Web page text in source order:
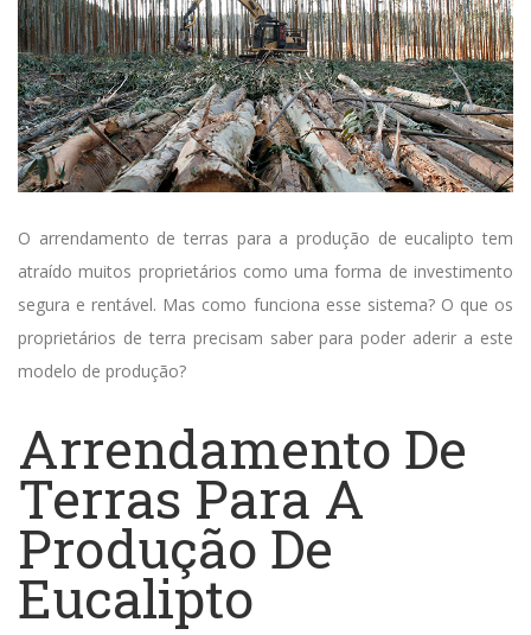
O arrendamento de terras para a produção de eucalipto tem
atraído muitos proprietários como uma forma de investimento
segura e rentável. Mas como funciona esse sistema? O que os
proprietários de terra precisam saber para poder aderir a este
modelo de produção?
Arrendamento De
Terras Para A
Produção De
Eucalipto